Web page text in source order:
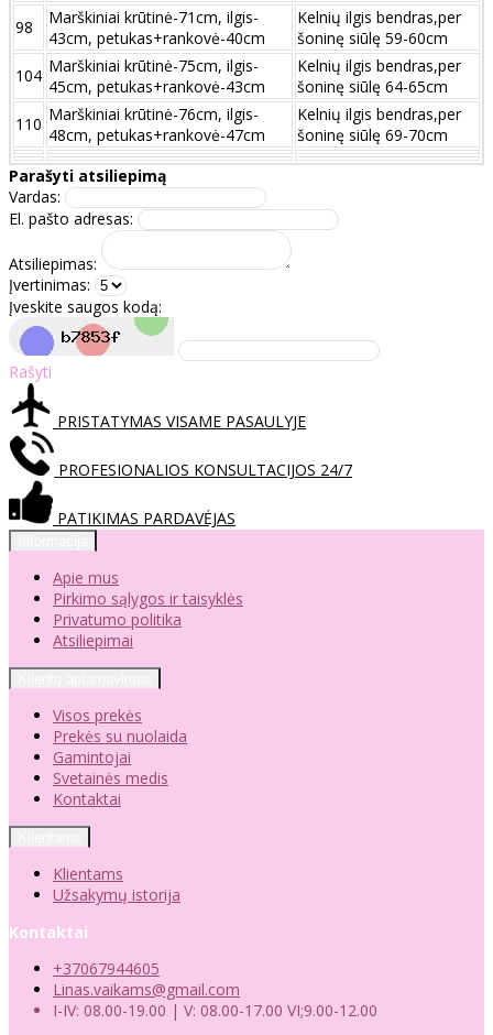
98
Marškiniai krūtinė-71cm, ilgis-
43cm, petukas+rankovė-40cm
Kelnių ilgis bendras,per
šoninę siūlę 59-60cm
104 Marškiniai krūtinė-75cm, ilgis-
45cm, petukas+rankovė-43cm
Kelnių ilgis bendras,per
šoninę siūlę 64-65cm
110 Marškiniai krūtinė-76cm, ilgis-
48cm, petukas+rankovė-47cm
Kelnių ilgis bendras,per
šoninę siūlę 69-70cm
Parašyti atsiliepimą
Vardas:
El. pašto adresas:
Atsiliepimas:
Įvertinimas:
Įveskite saugos kodą:
Rašyti
PRISTATYMAS VISAME PASAULYJE
PROFESIONALIOS KONSULTACIJOS 24/7
PATIKIMAS PARDAVĖJAS
Apie mus
Pirkimo sąlygos ir taisyklės
Privatumo politika
Atsiliepimai
Visos prekės
Prekės su nuolaida
Gamintojai
Svetainės medis
Kontaktai
Klientams
Užsakymų istorija
Kontaktai
+37067944605
Linas.vaikams@gmail.com
I-IV: 08.00-19.00 | V: 08.00-17.00 VI;9.00-12.00